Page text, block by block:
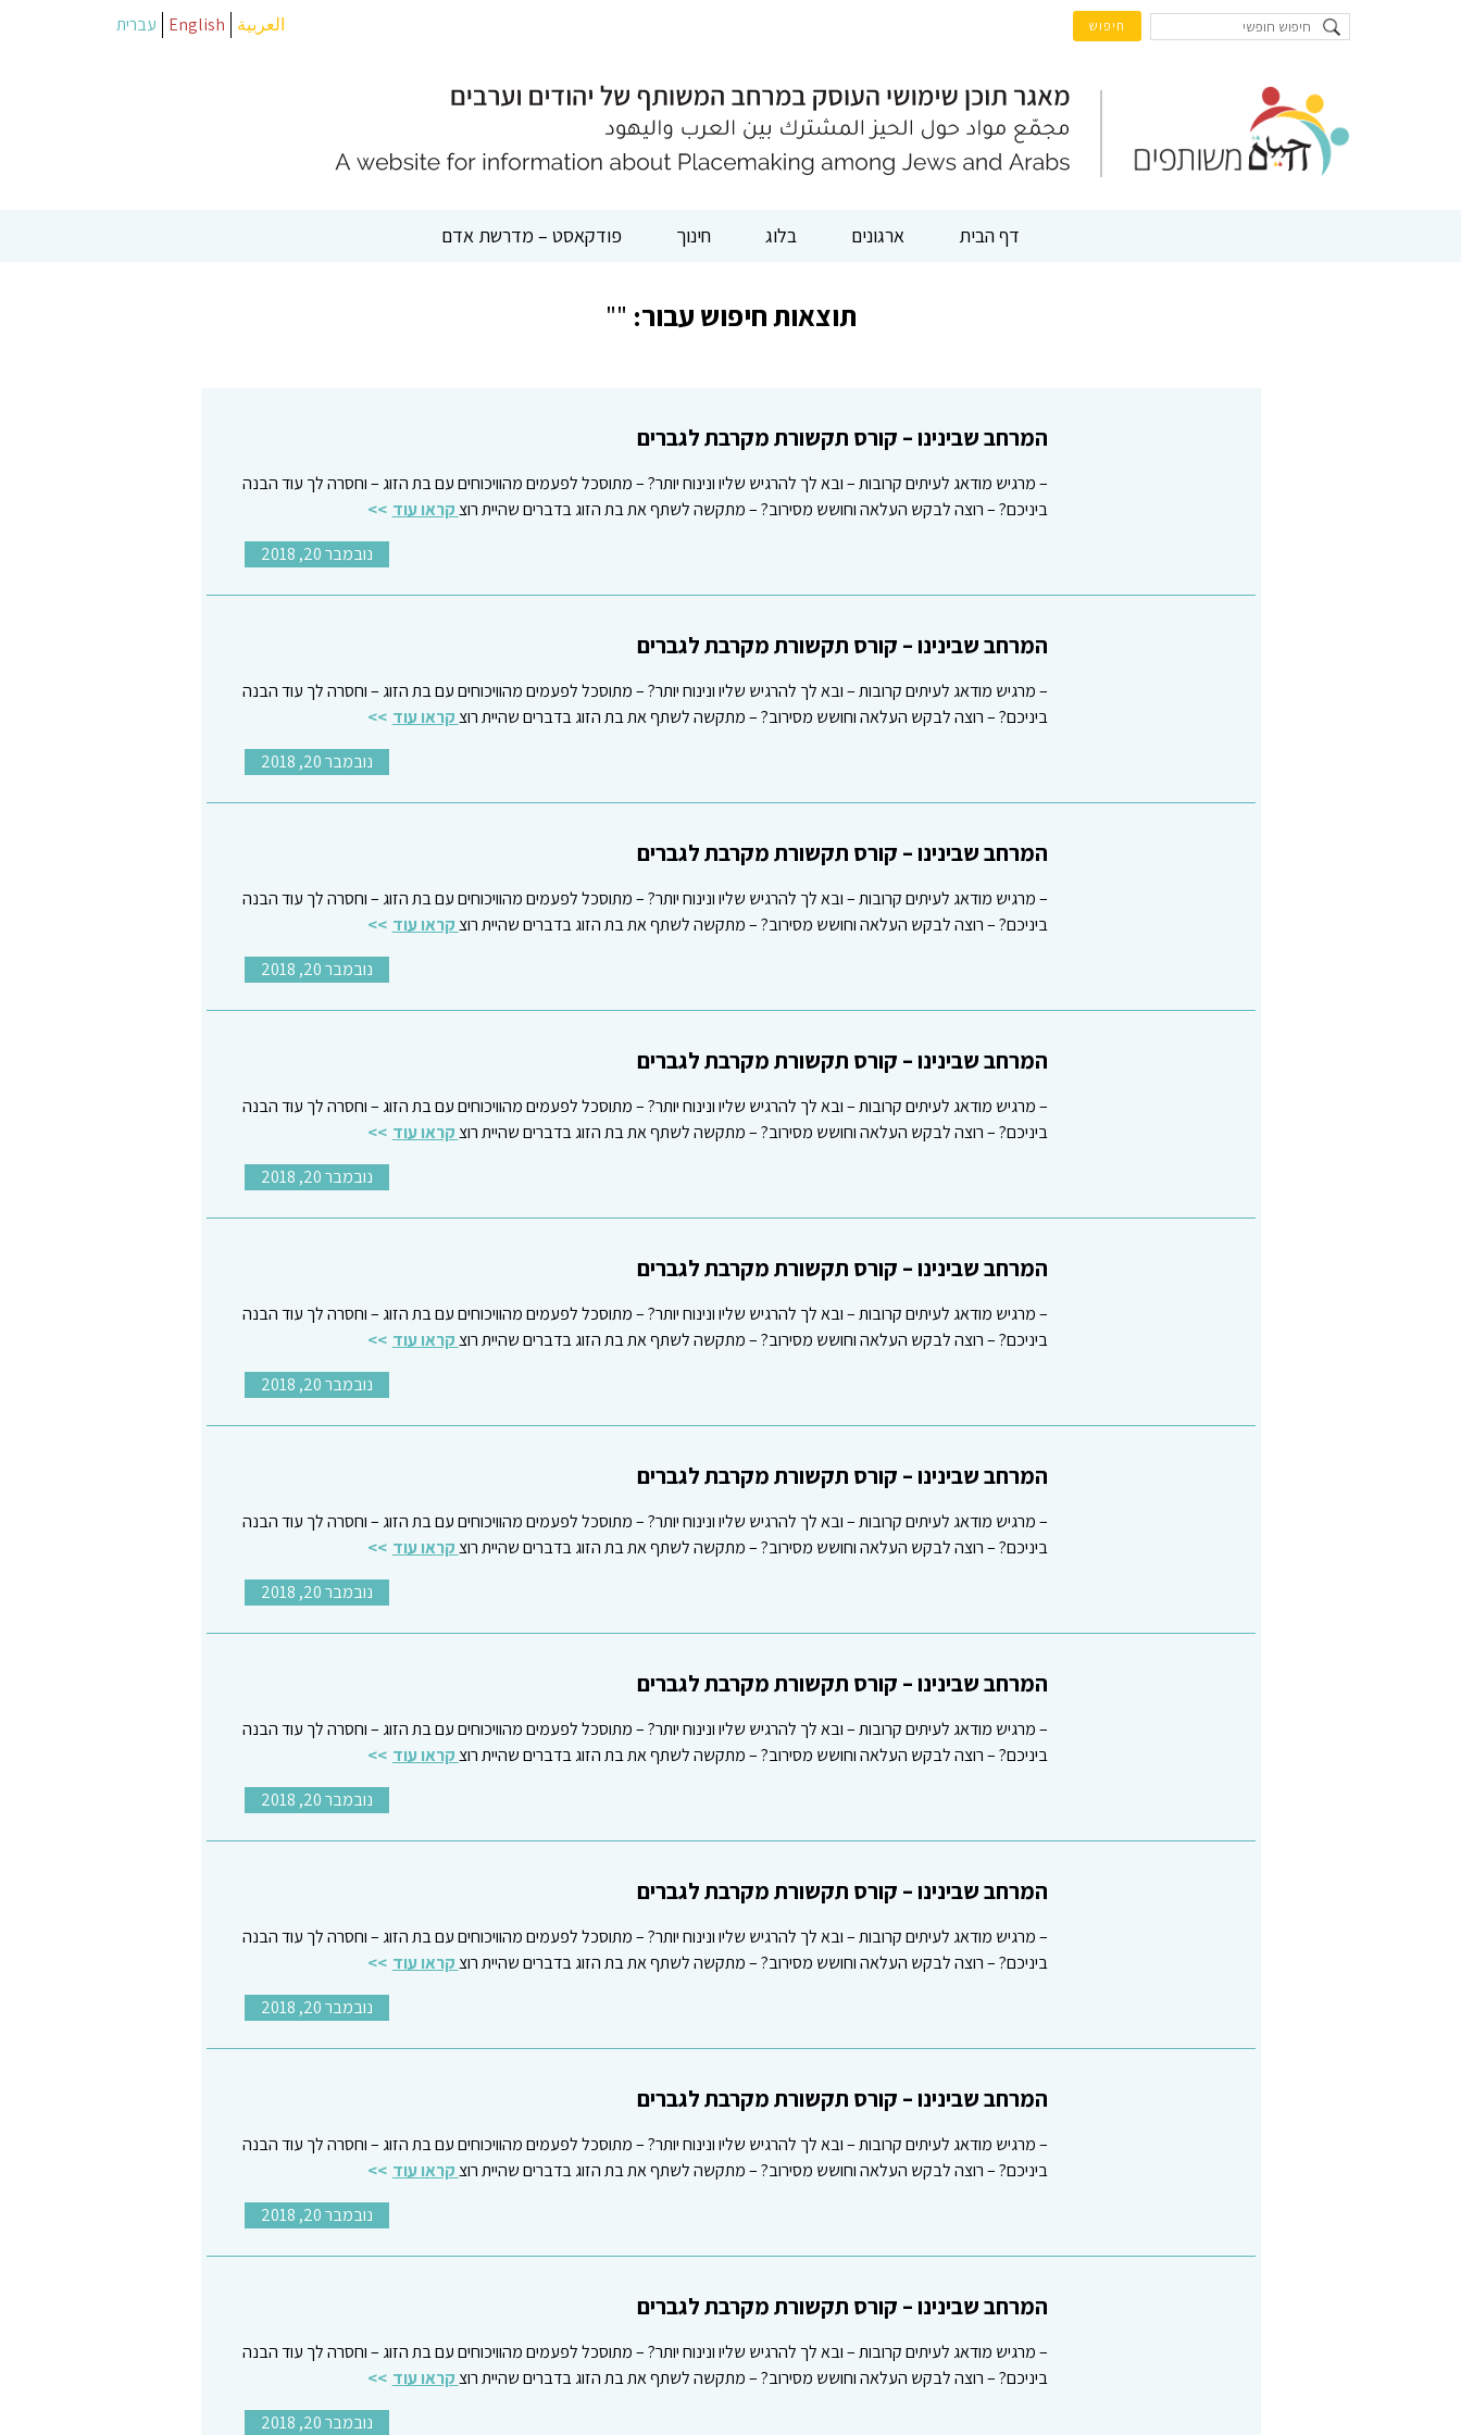
العربية English עברית
דף הבית ארגונים בלוג חינוך פודקאסט – מדרשת אדם
תוצאות חיפוש עבור: ""
המרחב שבינינו – קורס תקשורת מקרבת לגברים
– מרגיש מודאג לעיתים קרובות – ובא לך להרגיש שליו ונינוח יותר? – מתוסכל לפעמים מהוויכוחים עם בת הזוג – וחסרה לך עוד הבנה
ביניכם? – רוצה לבקש העלאה וחושש מסירוב? – מתקשה לשתף את בת הזוג בדברים שהיית רוצקראו עוד
נובמבר 20, 2018
המרחב שבינינו – קורס תקשורת מקרבת לגברים
– מרגיש מודאג לעיתים קרובות – ובא לך להרגיש שליו ונינוח יותר? – מתוסכל לפעמים מהוויכוחים עם בת הזוג – וחסרה לך עוד הבנה
ביניכם? – רוצה לבקש העלאה וחושש מסירוב? – מתקשה לשתף את בת הזוג בדברים שהיית רוצקראו עוד
נובמבר 20, 2018
המרחב שבינינו – קורס תקשורת מקרבת לגברים
– מרגיש מודאג לעיתים קרובות – ובא לך להרגיש שליו ונינוח יותר? – מתוסכל לפעמים מהוויכוחים עם בת הזוג – וחסרה לך עוד הבנה
ביניכם? – רוצה לבקש העלאה וחושש מסירוב? – מתקשה לשתף את בת הזוג בדברים שהיית רוצקראו עוד
נובמבר 20, 2018
המרחב שבינינו – קורס תקשורת מקרבת לגברים
– מרגיש מודאג לעיתים קרובות – ובא לך להרגיש שליו ונינוח יותר? – מתוסכל לפעמים מהוויכוחים עם בת הזוג – וחסרה לך עוד הבנה
ביניכם? – רוצה לבקש העלאה וחושש מסירוב? – מתקשה לשתף את בת הזוג בדברים שהיית רוצקראו עוד
נובמבר 20, 2018
המרחב שבינינו – קורס תקשורת מקרבת לגברים
– מרגיש מודאג לעיתים קרובות – ובא לך להרגיש שליו ונינוח יותר? – מתוסכל לפעמים מהוויכוחים עם בת הזוג – וחסרה לך עוד הבנה
ביניכם? – רוצה לבקש העלאה וחושש מסירוב? – מתקשה לשתף את בת הזוג בדברים שהיית רוצקראו עוד
נובמבר 20, 2018
המרחב שבינינו – קורס תקשורת מקרבת לגברים
– מרגיש מודאג לעיתים קרובות – ובא לך להרגיש שליו ונינוח יותר? – מתוסכל לפעמים מהוויכוחים עם בת הזוג – וחסרה לך עוד הבנה
ביניכם? – רוצה לבקש העלאה וחושש מסירוב? – מתקשה לשתף את בת הזוג בדברים שהיית רוצקראו עוד
נובמבר 20, 2018
המרחב שבינינו – קורס תקשורת מקרבת לגברים
– מרגיש מודאג לעיתים קרובות – ובא לך להרגיש שליו ונינוח יותר? – מתוסכל לפעמים מהוויכוחים עם בת הזוג – וחסרה לך עוד הבנה
ביניכם? – רוצה לבקש העלאה וחושש מסירוב? – מתקשה לשתף את בת הזוג בדברים שהיית רוצקראו עוד
נובמבר 20, 2018
המרחב שבינינו – קורס תקשורת מקרבת לגברים
– מרגיש מודאג לעיתים קרובות – ובא לך להרגיש שליו ונינוח יותר? – מתוסכל לפעמים מהוויכוחים עם בת הזוג – וחסרה לך עוד הבנה
ביניכם? – רוצה לבקש העלאה וחושש מסירוב? – מתקשה לשתף את בת הזוג בדברים שהיית רוצקראו עוד
נובמבר 20, 2018
המרחב שבינינו – קורס תקשורת מקרבת לגברים
– מרגיש מודאג לעיתים קרובות – ובא לך להרגיש שליו ונינוח יותר? – מתוסכל לפעמים מהוויכוחים עם בת הזוג – וחסרה לך עוד הבנה
ביניכם? – רוצה לבקש העלאה וחושש מסירוב? – מתקשה לשתף את בת הזוג בדברים שהיית רוצקראו עוד
נובמבר 20, 2018
המרחב שבינינו – קורס תקשורת מקרבת לגברים
– מרגיש מודאג לעיתים קרובות – ובא לך להרגיש שליו ונינוח יותר? – מתוסכל לפעמים מהוויכוחים עם בת הזוג – וחסרה לך עוד הבנה
ביניכם? – רוצה לבקש העלאה וחושש מסירוב? – מתקשה לשתף את בת הזוג בדברים שהיית רוצקראו עוד
נובמבר 20, 2018